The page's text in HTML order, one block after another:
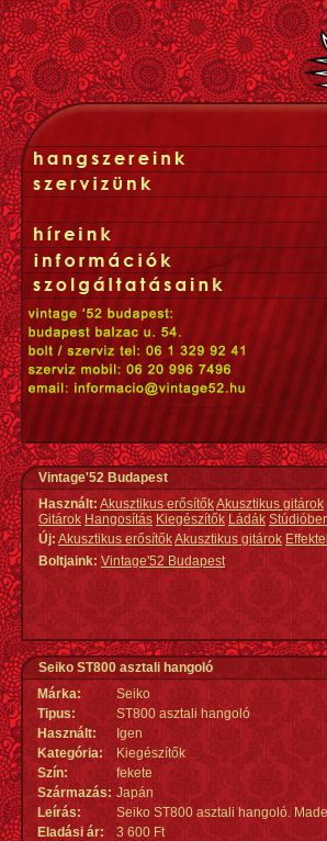
Vintage'52 Budapest
Használt: Akusztikus erősítőkAkusztikus gitárok
Gitárok Hangosítás Kiegészítők Ládák
Új:Akusztikus erősítőkAkusztikus gitárok
Boltjaink: Vintage'52 Budapest
Seiko ST800 asztali hangoló
Márka:
Seiko
Tipus:
ST800 asztali hangoló
Használt:
Igen
Kategória:
Kiegészítők
Szín:
fekete
Származás: Japán
Leírás:
Seiko ST800 asztali hangoló.
Eladási ár:
3 600 Ft